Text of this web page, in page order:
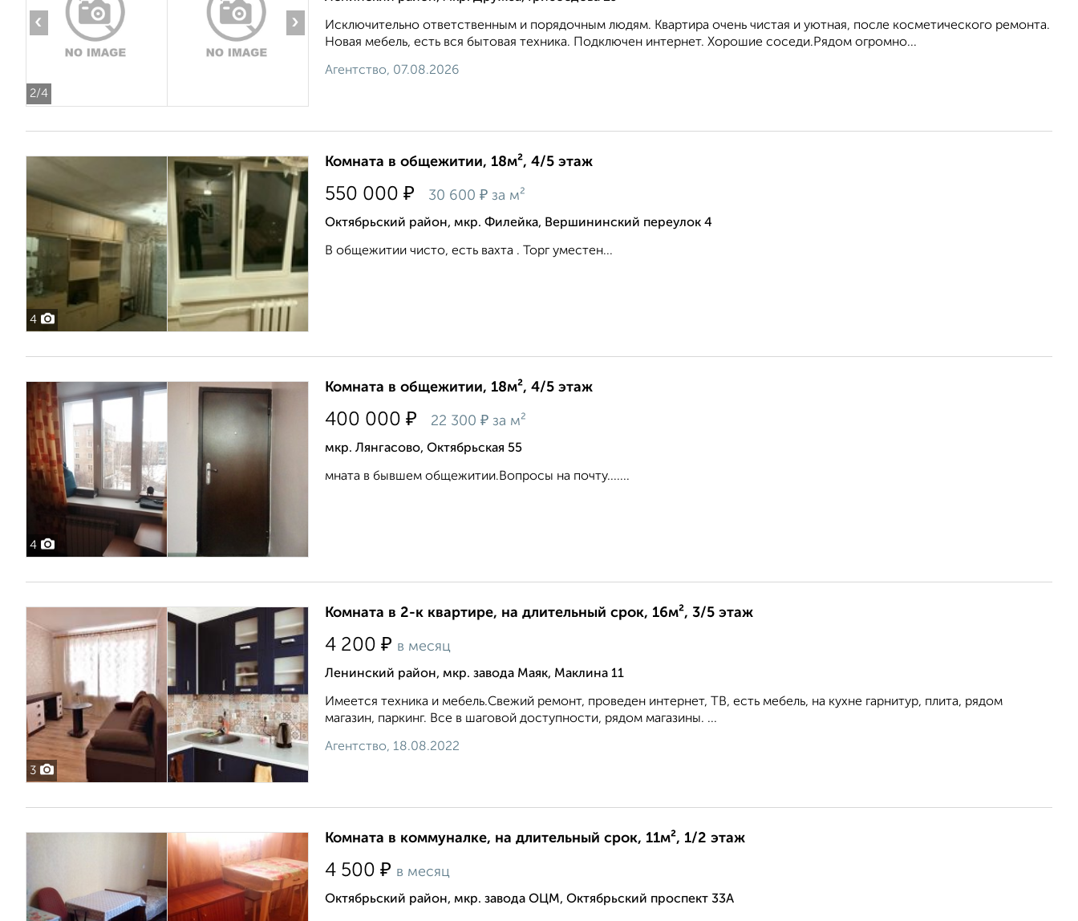
2/4
‹ ›
Исключительно ответственным и порядочным людям. Квартира очень чистая и уютная, после косметического ремонта.
Новая мебель, есть вся бытовая техника. Подключен интернет. Хорошие соседи.Рядом огромно...
Агентство, 07.08.2026
4
Комната в общежитии, 18м², 4/5 этаж
550 000 ₽ 30 600 ₽ за м²
Октябрьский район, мкр. Филейка, Вершининский переулок 4
В общежитии чисто, есть вахта . Торг уместен...
4
Комната в общежитии, 18м², 4/5 этаж
400 000 ₽ 22 300 ₽ за м²
мкр. Лянгасово, Октябрьская 55
мната в бывшем общежитии.Вопросы на почту.......
3
Комната в 2-к квартире, на длительный срок, 16м², 3/5 этаж
4 200 ₽ в месяц
Ленинский район, мкр. завода Маяк, Маклина 11
Имеется техника и мебель.Свежий ремонт, проведен интернет, ТВ, есть мебель, на кухне гарнитур, плита, рядом
магазин, паркинг. Все в шаговой доступности, рядом магазины. ...
Агентство, 18.08.2022
Комната в коммуналке, на длительный срок, 11м², 1/2 этаж
4 500 ₽ в месяц
Октябрьский район, мкр. завода ОЦМ, Октябрьский проспект 33А